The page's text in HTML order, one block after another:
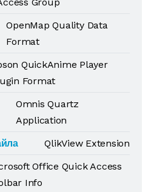
OpenMap Quality Data
Format
QuickAnime Player
Format
Omnis Quartz
Application
QlikView Extension
Office Quick Access
Info